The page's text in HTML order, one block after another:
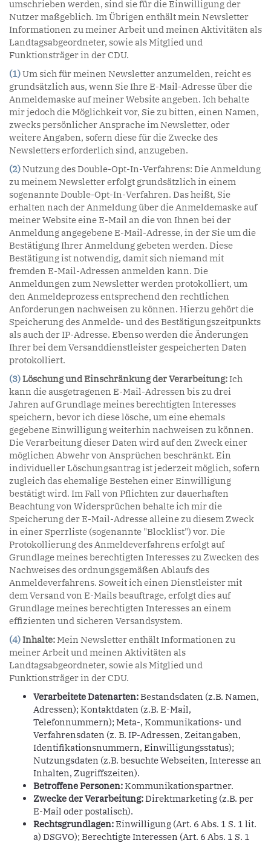
umschrieben werden, sind sie für die Einwilligung der
Nutzer maßgeblich. Im Übrigen enthält mein Newsletter
Informationen zu meiner Arbeit und meinen Aktivitäten als
Landtagsabgeordneter, sowie als Mitglied und
Funktionsträger in der CDU.
(1)Um sich für meinen Newsletter anzumelden, reicht es
grundsätzlich aus, wenn Sie Ihre E-Mail-Adresse über die
Anmeldemaske auf meiner Website angeben. Ich behalte
mir jedoch die Möglichkeit vor, Sie zu bitten, einen Namen,
zwecks persönlicher Ansprache im Newsletter, oder
weitere Angaben, sofern diese für die Zwecke des
Newsletters erforderlich sind, anzugeben.
(2)Nutzung des Double-Opt-In-Verfahrens: Die Anmeldung
zu meinem Newsletter erfolgt grundsätzlich in einem
sogenannte Double-Opt-In-Verfahren. Das heißt, Sie
erhalten nach der Anmeldung über die Anmeldemaske auf
meiner Website eine E-Mail an die von Ihnen bei der
Anmeldung angegebene E-Mail-Adresse, in der Sie um die
Bestätigung Ihrer Anmeldung gebeten werden. Diese
Bestätigung ist notwendig, damit sich niemand mit
fremden E-Mail-Adressen anmelden kann. Die
Anmeldungen zum Newsletter werden protokolliert, um
den Anmeldeprozess entsprechend den rechtlichen
Anforderungen nachweisen zu können. Hierzu gehört die
Speicherung des Anmelde- und des Bestätigungszeitpunkts
als auch der IP-Adresse. Ebenso werden die Änderungen
Ihrer bei dem Versanddienstleister gespeicherten Daten
protokolliert.
(3)Löschung und Einschränkung der Verarbeitung:Ich
kann die ausgetragenen E-Mail-Adressen bis zu drei
Jahren auf Grundlage meines berechtigten Interesses
speichern, bevor ich diese lösche, um eine ehemals
gegebene Einwilligung weiterhin nachweisen zu können.
Die Verarbeitung dieser Daten wird auf den Zweck einer
möglichen Abwehr von Ansprüchen beschränkt. Ein
individueller Löschungsantrag ist jederzeit möglich, sofern
zugleich das ehemalige Bestehen einer Einwilligung
bestätigt wird. Im Fall von Pflichten zur dauerhaften
Beachtung von Widersprüchen behalte ich mir die
Speicherung der E-Mail-Adresse alleine zu diesem Zweck
in einer Sperrliste (sogenannte "Blocklist") vor. Die
Protokollierung des Anmeldeverfahrens erfolgt auf
Grundlage meines berechtigten Interesses zu Zwecken des
Nachweises des ordnungsgemäßen Ablaufs des
Anmeldeverfahrens. Soweit ich einen Dienstleister mit
dem Versand von E-Mails beauftrage, erfolgt dies auf
Grundlage meines berechtigten Interesses an einem
effizienten und sicheren Versandsystem.
(4)Inhalte:Mein Newsletter enthält Informationen zu
meiner Arbeit und meinen Aktivitäten als
Landtagsabgeordneter, sowie als Mitglied und
Funktionsträger in der CDU.
Verarbeitete Datenarten:Bestandsdaten (z.B. Namen,
Adressen); Kontaktdaten (z.B. E-Mail,
Telefonnummern); Meta-, Kommunikations- und
Verfahrensdaten (z. B. IP-Adressen, Zeitangaben,
Identifikationsnummern, Einwilligungsstatus);
Nutzungsdaten (z.B. besuchte Webseiten, Interesse an
Inhalten, Zugriffszeiten).
Betroffene Personen:Kommunikationspartner.
Zwecke der Verarbeitung:Direktmarketing (z.B. per
E-Mail oder postalisch).
Rechtsgrundlagen:Einwilligung (Art. 6 Abs. 1 S. 1 lit.
a) DSGVO); Berechtigte Interessen (Art. 6 Abs. 1 S. 1